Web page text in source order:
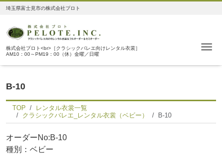
埼玉県富士見市の株式会社プロト
株式会社プロト<br>［クラシックバレエ向けレンタル衣裳］
AM10：00～PM19：00（休）金曜／日曜
B-10
TOP
レンタル衣裳一覧
クラシックバレエ_レンタル衣裳（ベビー）
B-10
オーダーNo:B-10
種別：ベビー